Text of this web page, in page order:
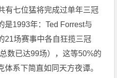
有七位猛将完成过单年三冠
是1993年：Ted Forrest与
21场赛事中各自狂揽三冠
数已达99场），这等50%的
系下简直如同天方夜谭。